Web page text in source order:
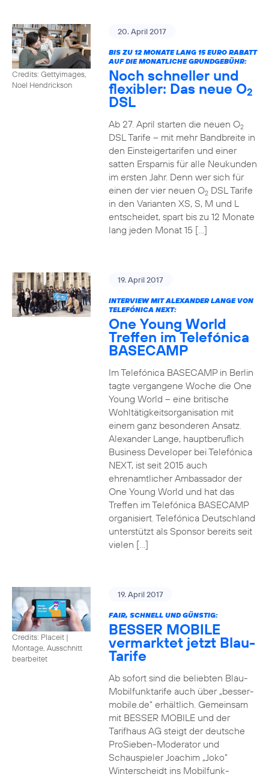
Credits: Gettyimages,
Noel Hendrickson
20. April 2017
BIS ZU 12 MONATE LANG 15 EURO RABATT
AUF DIE MONATLICHE GRUNDGEBÜHR:
Noch schneller und
flexibler: Das neue O2
DSL
Ab 27. April starten die neuen O2
DSL Tarife – mit mehr Bandbreite in
den Einsteigertarifen und einer
satten Ersparnis für alle Neukunden
im ersten Jahr. Denn wer sich für
einen der vier neuen O2DSL Tarife
in den Varianten XS, S, M und L
entscheidet, spart bis zu 12 Monate
lang jeden Monat 15 […]
19. April 2017
INTERVIEW MIT ALEXANDER LANGE VON
TELEFÓNICA NEXT:
One Young World
Treffen im Telefónica
BASECAMP
Im Telefónica BASECAMP in Berlin
tagte vergangene Woche die One
Young World – eine britische
Wohltätigkeitsorganisation mit
einem ganz besonderen Ansatz.
Alexander Lange, hauptberuflich
Business Developer bei Telefónica
NEXT, ist seit 2015 auch
ehrenamtlicher Ambassador der
One Young World und hat das
Treffen im Telefónica BASECAMP
organisiert. Telefónica Deutschland
unterstützt als Sponsor bereits seit
vielen […]
Credits: Placeit |
Montage, Ausschnitt
bearbeitet
19. April 2017
FAIR, SCHNELL UND GÜNSTIG:
BESSER MOBILE
vermarktet jetzt Blau-
Tarife
Ab sofort sind die beliebten Blau-
Mobilfunktarife auch über „besser-
mobile.de“ erhältlich. Gemeinsam
mit BESSER MOBILE und der
Tarifhaus AG steigt der deutsche
ProSieben-Moderator und
Schauspieler Joachim „Joko“
Winterscheidt ins Mobilfunk-